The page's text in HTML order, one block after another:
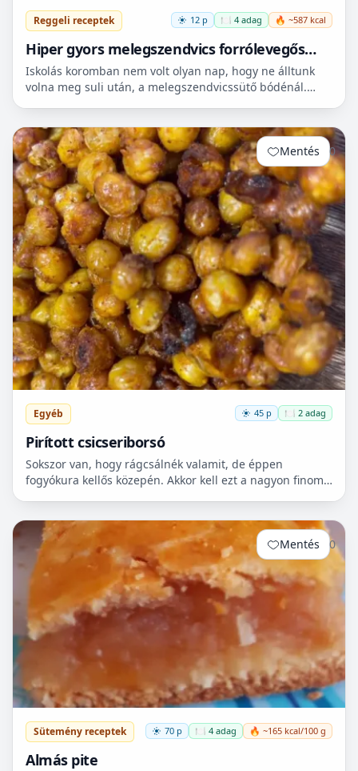
Reggeli receptek 12 p 🍽️ 4 adag 🔥 ~587 kcal
Hiper gyors melegszendvics forrólevegős
sütőbe
Iskolás koromban nem volt olyan nap, hogy ne álltunk
volna meg suli után, a melegszendvicssütő bódénál.
Mentés 0
Egyéb 45 p 🍽️ 2 adag
Pirított csicseriborsó
Sokszor van, hogy rágcsálnék valamit, de éppen
fogyókura kellős közepén. Akkor kell ezt a nagyon finom
Mentés 0
Sütemény receptek 70 p 🍽️ 4 adag 🔥 ~165 kcal/100 g
Almás pite